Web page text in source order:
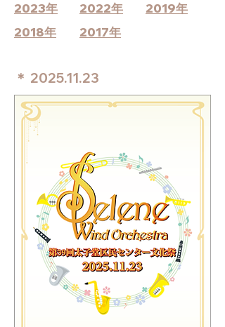
2023年
2022年
2019年
2018年
2017年
＊ 2025.11.23